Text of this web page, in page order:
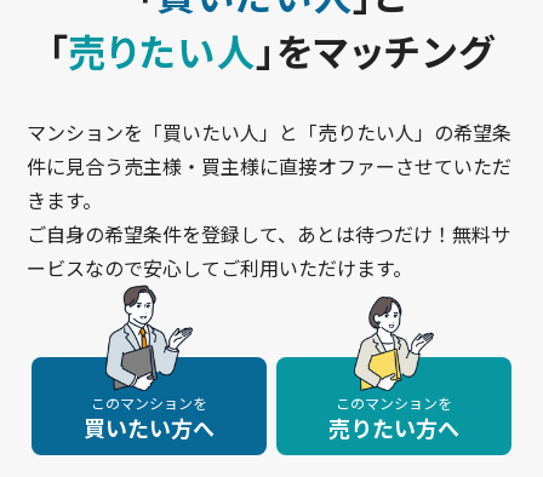
「売りたい人」をマッチング
マンションを「買いたい人」と「売りたい人」の希望条
件に見合う売主様・買主様に直接オファーさせていただ
きます。
ご自身の希望条件を登録して、あとは待つだけ！無料サ
ービスなので安心してご利用いただけます。
このマンションを
買いたい方へ
このマンションを
売りたい方へ